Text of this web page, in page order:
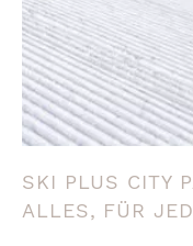
SKI PLUS CITY
ALLES, FÜR